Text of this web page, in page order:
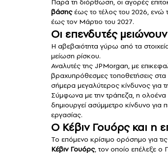
Παρά τη διόρθωση, οι αγορές
βάσηςέως το τέλος του 2026, ενώ
έως τον Μάρτιο του 2027.
Οι επενδυτές
Η αβεβαιότητα γύρω από τα
μείωση ρίσκου.
Αναλυτές της JPMorgan, με
βραχυπρόθεσμες τοποθετήσεις στα
σήμερα μεγαλύτερος κίνδυνος για
Σύμφωνα με την τράπεζα, η ολοένα
δημιουργεί ασύμμετρο κίνδυνο
εργασίας.
Ο Κέβιν Γουόρς και η
Το επόμενο κρίσιμο ορόσημο για
Κέβιν Γουόρς, τον οποίο επέλεξε